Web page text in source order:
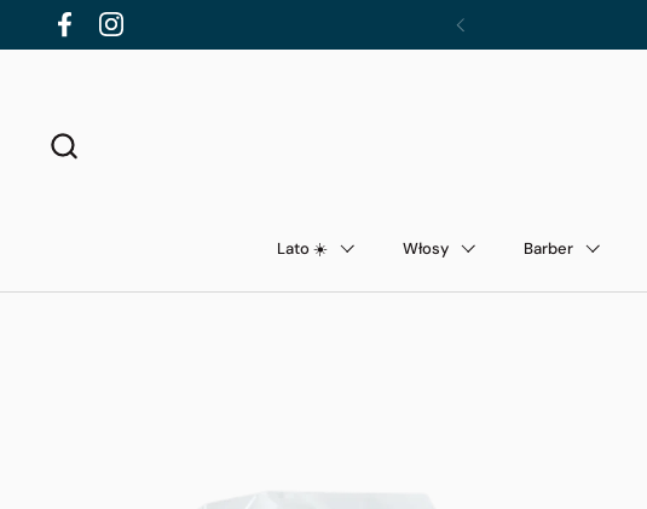
Przejdź do zawartości
FacebookInstagram Poprzednie
Lato ☀️ Włosy Barber